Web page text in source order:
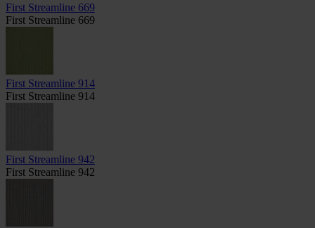
First Streamline 669
First Streamline 669
First Streamline 914
First Streamline 914
First Streamline 942
First Streamline 942